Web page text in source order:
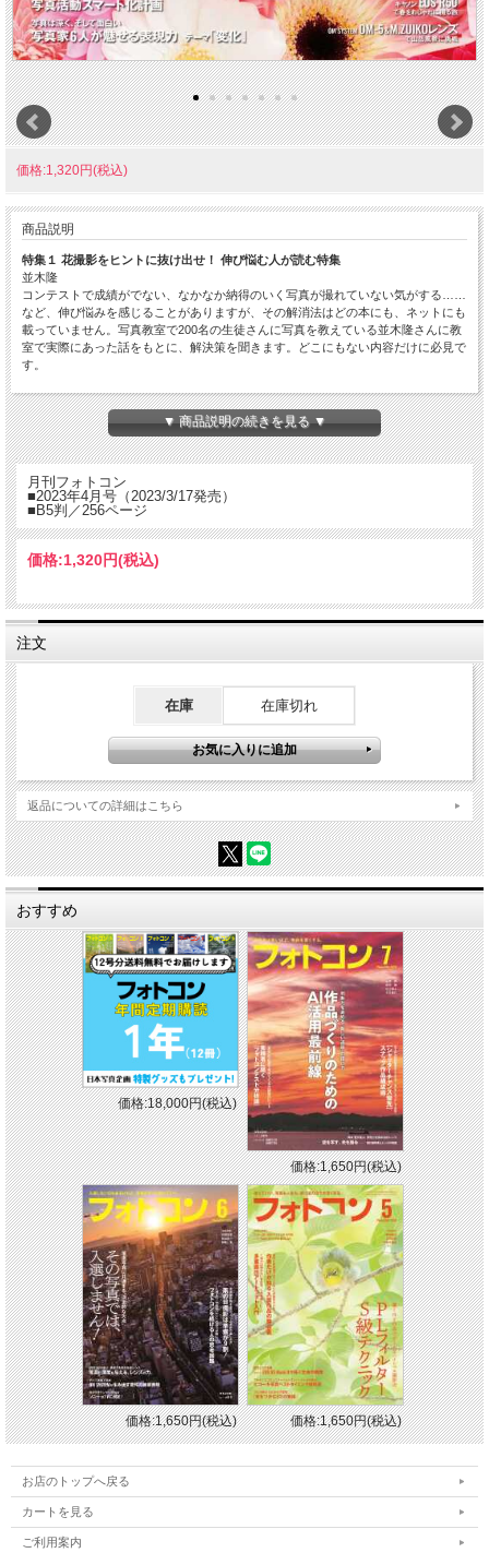
価格:1,320円(税込)
商品説明
特集１ 花撮影をヒントに抜け出せ！ 伸び悩む人が読む特集
並木隆
コンテストで成績がでない、なかなか納得のいく写真が撮れていない気がする……
など、伸び悩みを感じることがありますが、その解消法はどの本にも、ネットにも
載っていません。写真教室で200名の生徒さんに写真を教えている並木隆さんに教
室で実際にあった話をもとに、解決策を聞きます。どこにもない内容だけに必見で
す。
特集２ 写真は撮るだけじゃない深く考え、じっくり読むから面白い ６人の写真
家が魅せる表現力 テーマ「変化」
萩原れいこ／ミゾタユキ／今井しのぶ／佐藤倫子／中村惠美／林幸恵
この６回のテーマのなかでもっともイメージがつかみにくいかもしれない「変化」
真が出てくるのか興味深いとも言えます。写真見ながら、読みながら、そして撮っ
ている人の心も想像しながら見ていくと面白さが倍増するでしょう。
特集３ 不便・モヤモヤ・もたつきを徹底解消! 写真活動スマート化計画
山崎友也／熊切大輔／喜多規子
部分を一つずつ考え、「スマート化」するのが最適だ。カメラ設定、機材の整理、
撮影地の探し方、データ管理の4トピックで、写真活動をスマートにする方法をレ
クチャー。
春は爽やかでカラフルな写真を撮りたいもの。でも曇ったり雨だったり、たとえば
も被写体のイメージどおりに撮影時に仕上げるためのカラーコントロール術を、
「おしゃれフォト」で人気の写真家・石井秀俊さんが解説します。露出、仕上がり
設定、ホワイトバランスなどを絶妙なバランスで使い分け、春カラーを自在にゲッ
トします！
特集５ 撮影上手はここが違う！ 3倍伝わる「春」のストーリー表現法
榎並悦子／岡本早苗／金本清／柳田愛子／今明美／本村勉／島尻るりこ
撮影する被写体には、必ずストーリーがあるはずです。現場で感じた魅力や撮影時
の感情は、ただ撮るだけでは見る人に伝わりません。撮影の意図と表現がうまく組
み合わさることで、よりストーリー性を感じる作品に仕上がります。今回は「春」
を感じる過去の入賞作品から、ストーリーを3倍伝えるための表現術をご紹介しま
す。
▼ 商品説明の続きを見る ▼
月刊フォトコン
■2023年4月号（2023/3/17発売）
■B5判／256ページ
価格:1,320円(税込)
注文
在庫 在庫切れ
返品についての詳細はこちら
おすすめ
価格:18,000円(税込)
価格:1,650円(税込)
価格:1,650円(税込) 価格:1,650円(税込)
お店のトップへ戻る
カートを見る
ご利用案内